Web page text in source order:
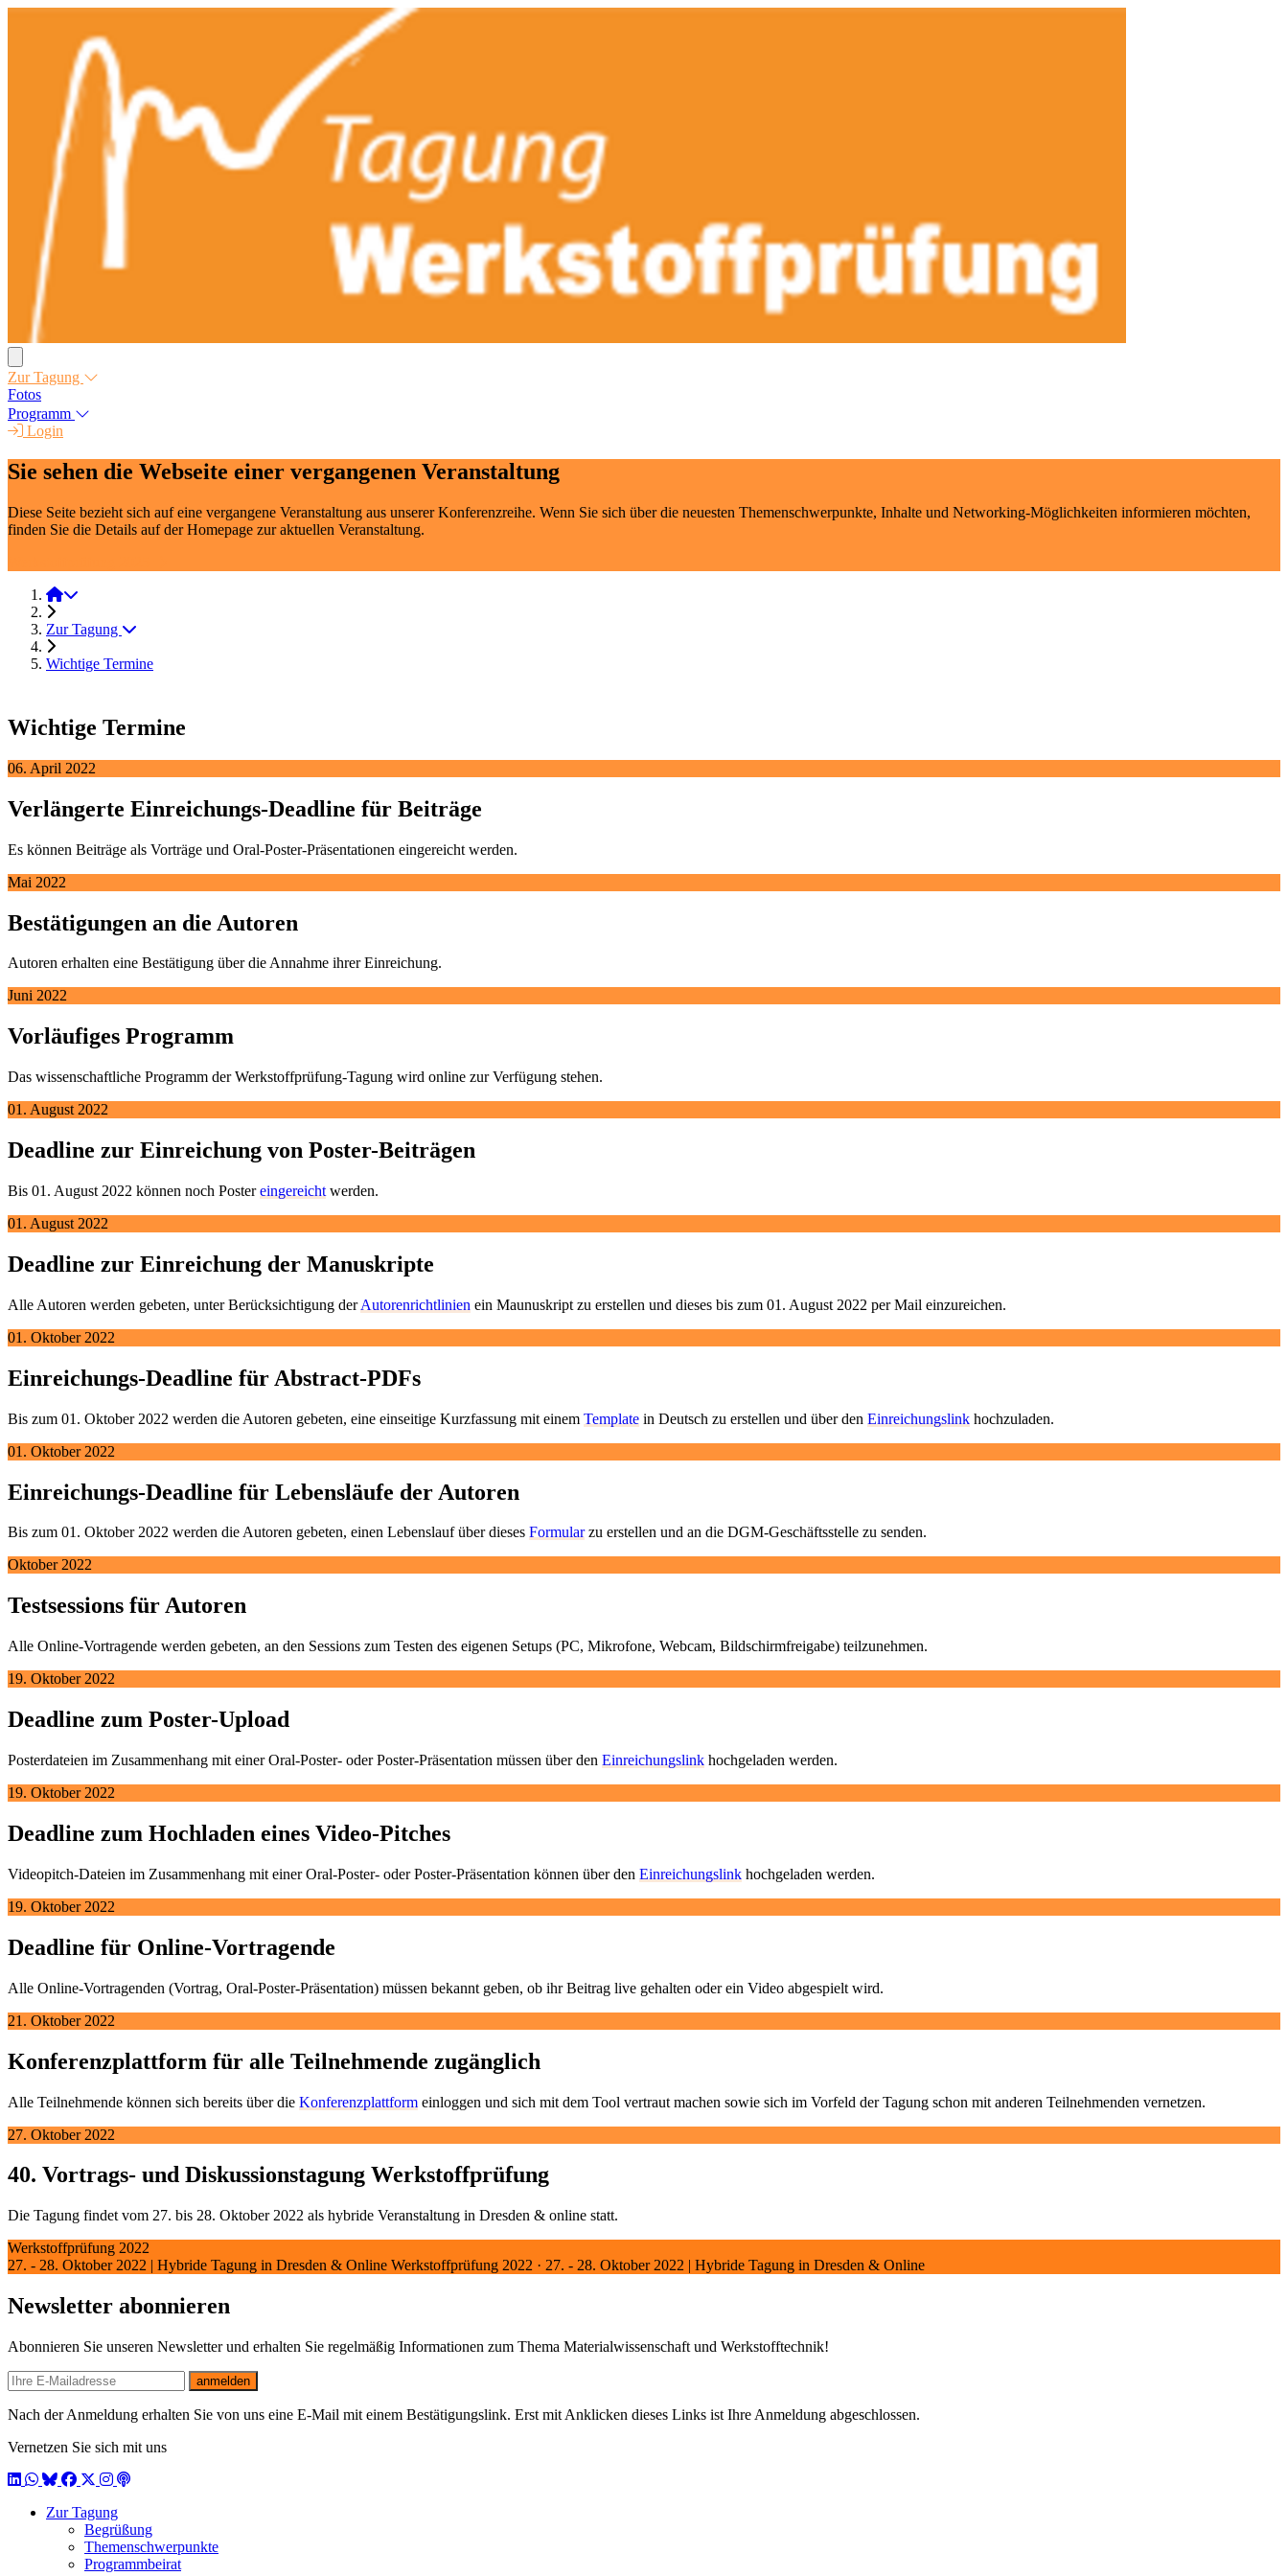
Zur Tagung
Fotos
Programm
Login
Sie sehen die Webseite einer vergangenen Veranstaltung
Diese Seite bezieht sich auf eine vergangene Veranstaltung aus unserer Konferenzreihe. Wenn Sie sich über die neuesten Themenschwerpunkte, Inhalte und Networking-Möglichkeiten informieren möchten,
finden Sie die Details auf der Homepage zur aktuellen Veranstaltung.
Werkstoffprüfung 2022
Zur Tagung
Wichtige Termine
Wichtige Termine
06. April 2022
Verlängerte Einreichungs-Deadline für Beiträge
Es können Beiträge als Vorträge und Oral-Poster-Präsentationen eingereicht werden.
Mai 2022
Bestätigungen an die Autoren
Autoren erhalten eine Bestätigung über die Annahme ihrer Einreichung.
Juni 2022
Vorläufiges Programm
Das wissenschaftliche Programm der Werkstoffprüfung-Tagung wird online zur Verfügung stehen.
01. August 2022
Deadline zur Einreichung von Poster-Beiträgen
Bis 01. August 2022 können noch Postereingereicht werden.
01. August 2022
Deadline zur Einreichung der Manuskripte
Alle Autoren werden gebeten, unter Berücksichtigung derAutorenrichtlinien ein Maunuskript zu erstellen und dieses bis zum 01. August 2022 per Mail einzureichen.
01. Oktober 2022
Einreichungs-Deadline für Abstract-PDFs
Bis zum 01. Oktober 2022 werden die Autoren gebeten, eine einseitige Kurzfassung mit einem Template in Deutsch zu erstellen und über den Einreichungslink hochzuladen.
01. Oktober 2022
Einreichungs-Deadline für Lebensläufe der Autoren
Bis zum 01. Oktober 2022 werden die Autoren gebeten, einen Lebenslauf über dieses Formularzu erstellen und an die DGM-Geschäftsstelle zu senden.
Oktober 2022
Testsessions für Autoren
Alle Online-Vortragende werden gebeten, an den Sessions zum Testen des eigenen Setups (PC, Mikrofone, Webcam, Bildschirmfreigabe) teilzunehmen.
19. Oktober 2022
Deadline zum Poster-Upload
Posterdateien im Zusammenhang mit einer Oral-Poster- oder Poster-Präsentation müssen über den Einreichungslink hochgeladen werden.
19. Oktober 2022
Deadline zum Hochladen eines Video-Pitches
Videopitch-Dateien im Zusammenhang mit einer Oral-Poster- oder Poster-Präsentation können über den Einreichungslink hochgeladen werden.
19. Oktober 2022
Deadline für Online-Vortragende
Alle Online-Vortragenden (Vortrag, Oral-Poster-Präsentation) müssen bekannt geben, ob ihr Beitrag live gehalten oder ein Video abgespielt wird.
21. Oktober 2022
Konferenzplattform für alle Teilnehmende zugänglich
Alle Teilnehmende können sich bereits über die Konferenzplattform einloggen und sich mit dem Tool vertraut machen sowie sich im Vorfeld der Tagung schon mit anderen Teilnehmenden vernetzen.
27. Oktober 2022
40. Vortrags- und Diskussionstagung Werkstoffprüfung
Die Tagung findet vom 27. bis 28. Oktober 2022 als hybride Veranstaltung in Dresden & online statt.
Werkstoffprüfung 2022
27. - 28. Oktober 2022 | Hybride Tagung in Dresden & Online Werkstoffprüfung 2022 · 27. - 28. Oktober 2022 | Hybride Tagung in Dresden & Online
Newsletter abonnieren
Abonnieren Sie unseren Newsletter und erhalten Sie regelmäßig Informationen zum Thema Materialwissenschaft und Werkstofftechnik!
E-mail
anmelden
Nach der Anmeldung erhalten Sie von uns eine E-Mail mit einem Bestätigungslink. Erst mit Anklicken dieses Links ist Ihre Anmeldung abgeschlossen.
Vernetzen Sie sich mit uns
LinkedIn
WhatsApp
BlueSky
Facebook
X / Twitter
Instagram
Podcast
Zur Tagung
Begrüßung
Themenschwerpunkte
Programmbeirat